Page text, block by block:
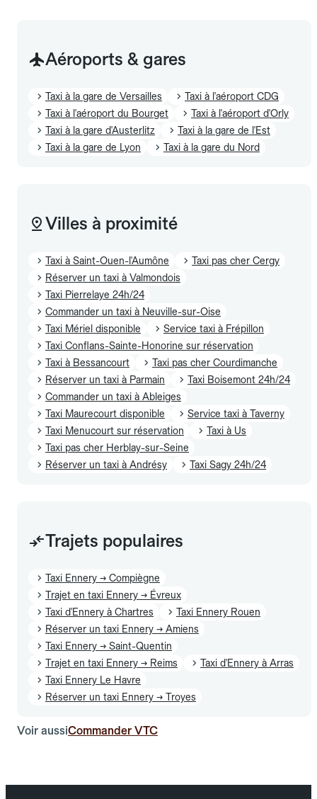
Aéroports & gares
Taxi à la gare de Versailles
Taxi à l'aéroport CDG
Taxi à l'aéroport du Bourget
Taxi à l'aéroport d'Orly
Taxi à la gare d'Austerlitz
Taxi à la gare de l'Est
Taxi à la gare de Lyon
Taxi à la gare du Nord
Villes à proximité
Taxi à Saint-Ouen-l'Aumône
Taxi pas cher Cergy
Réserver un taxi à Valmondois
Taxi Pierrelaye 24h/24
Commander un taxi à Neuville-sur-Oise
Taxi Mériel disponible
Service taxi à Frépillon
Taxi Conflans-Sainte-Honorine sur réservation
Taxi à Bessancourt
Taxi pas cher Courdimanche
Réserver un taxi à Parmain
Taxi Boisemont 24h/24
Commander un taxi à Ableiges
Taxi Maurecourt disponible
Service taxi à Taverny
Taxi Menucourt sur réservation
Taxi à Us
Taxi pas cher Herblay-sur-Seine
Réserver un taxi à Andrésy
Taxi Sagy 24h/24
Trajets populaires
Taxi Ennery → Compiègne
Trajet en taxi Ennery → Évreux
Taxi d'Ennery à Chartres
Taxi Ennery Rouen
Réserver un taxi Ennery → Amiens
Taxi Ennery → Saint-Quentin
Trajet en taxi Ennery → Reims
Taxi d'Ennery à Arras
Taxi Ennery Le Havre
Réserver un taxi Ennery → Troyes
Voir aussiCommander VTC